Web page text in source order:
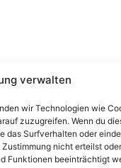
verwalten
wir Technologien wie
zuzugreifen. Wenn du
das Surfverhalten oder
nicht erteilst oder
Funktionen beeinträchtigt